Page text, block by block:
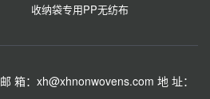
收纳袋专用PP无纺布
邮 箱：xh@xhnonwovens.com 地 址：